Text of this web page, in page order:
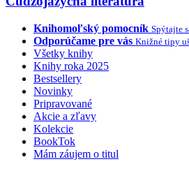
Knihomoľský pomocník Spýtajte
Odporúčame pre vás Knižné tipy
Všetky knihy
Knihy roka 2025
Bestsellery
Novinky
Pripravované
Akcie a zľavy
Kolekcie
BookTok
Mám záujem o titul